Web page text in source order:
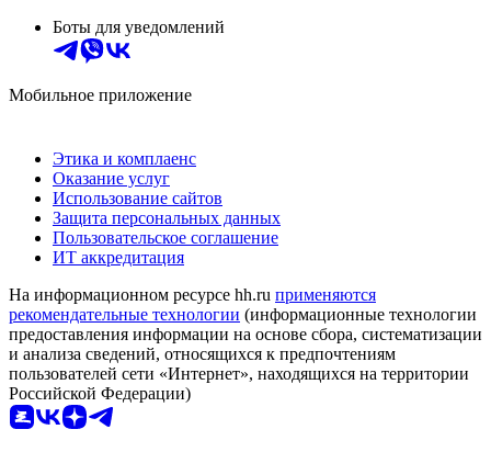
Боты для уведомлений
Мобильное приложение
Этика и комплаенс
Оказание услуг
Использование сайтов
Защита персональных данных
Пользовательское соглашение
ИТ аккредитация
На информационном ресурсе hh.ru применяются
рекомендательные технологии (информационные технологии
предоставления информации на основе сбора, систематизации
и анализа сведений, относящихся к предпочтениям
пользователей сети «Интернет», находящихся на территории
Российской Федерации)